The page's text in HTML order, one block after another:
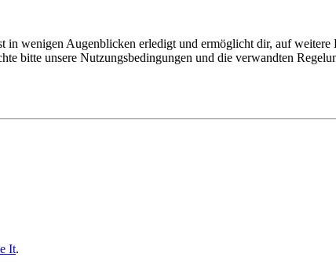
wenigen Augenblicken erledigt und ermöglicht dir, auf
bitte unsere Nutzungsbedingungen und die verwandten
It.